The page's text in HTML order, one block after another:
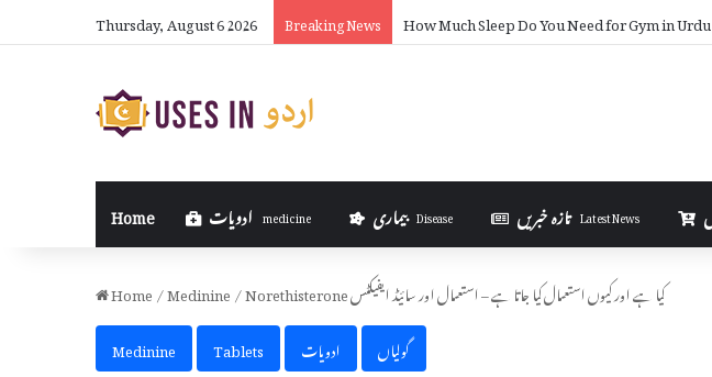
Thursday, August 6 2026 Breaking News How Much Sleep Do You Need for Gym in Urdu
Home medicine بیماری Disease تازہ خبریں Latest News
Home/Medinine/
Norethisterone کیا ہے اور کیوں استعمال کیا جاتا ہے – استعمال اور سائیڈ ایفیکٹس
Medinine
Tablets ادویات گولیاں